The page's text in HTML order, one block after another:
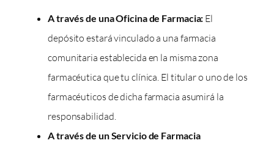
A través de una Oficina de Farmacia: El
depósito estará vinculado a una farmacia
comunitaria establecida en la misma zona
farmacéutica que tu clínica. El titular o uno de los
farmacéuticos de dicha farmacia asumirá la
responsabilidad.
A través de un Servicio de Farmacia